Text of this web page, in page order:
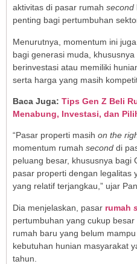
aktivitas di pasar rumah second
penting bagi pertumbuhan
Menurutnya, momentum ini
bagi generasi muda,
berinvestasi atau memiliki
serta harga yang masih
Baca Juga: Tips Gen Z Beli
Menabung, Investasi, dan
“Pasar properti masih on the
momentum rumah second di
peluang besar, khususnya bagi
pasar properti dengan legalitas
yang relatif terjangkau,” ujar
Dia menjelaskan, pasar rumah
pertumbuhan yang cukup
rumah baru yang belum
kebutuhan hunian masyarakat
tahun.